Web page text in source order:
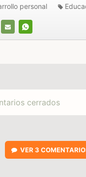
E-
WHATSAPP
personal
cerrados
VER 3